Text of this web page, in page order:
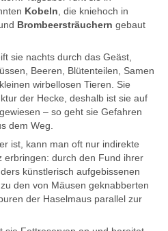
Kobeln , die kniehoch in
Brombeersträuchern gebaut
sie nachts durch das Geäst,
Beeren, Blütenteilen, Samen
wirbellosen Tieren. Sie
der Hecke, deshalb ist sie auf
– so geht sie Gefahren
dem Weg.
ist, kann man oft nur indirekte
erbringen: durch den Fund ihrer
künstlerisch aufgebissenen
den von Mäusen geknabberten
der Haselmaus parallel zur